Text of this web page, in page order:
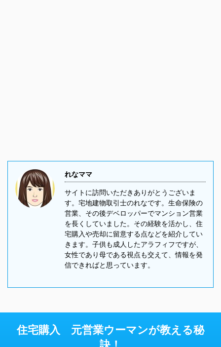
れなママ
サイトに訪問いただきありがとうございま
す。宅地建物取引士のれなです。生命保険の
営業、その後デベロッパーでマンション営業
を長くしていました。その経験を活かし、住
宅購入や売却に留意する点などを紹介してい
きます。子供も成人したアラフィフですが、
女性であり母である視点も交えて、情報を発
信できればと思っています。
住宅購入 元営業ウーマンが教える秘